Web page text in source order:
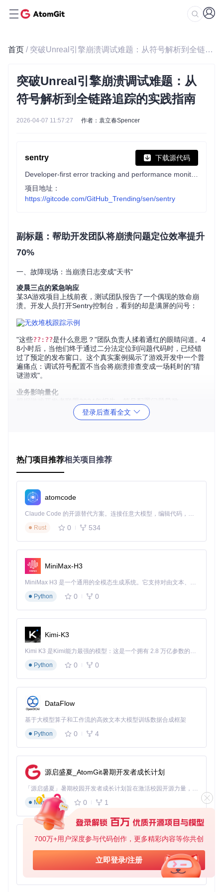
700万+用户深度参与代码创作，更多精彩内容等你共创
立即登录/注册
首页 / 突破Unreal引擎崩溃调试难题：从符号解析到全链路追踪的实践指南
突破Unreal引擎崩溃调试难题：从
符号解析到全链路追踪的实践指南
2026-04-07 11:57:27 作者：袁立春Spencer
sentry 下载源代码
项目地址：
https://gitcode.com/GitHub_Trending/sen/sentry
副标题：帮助开发团队将崩溃问题定位效率提升
70%
一、故障现场：当崩溃日志变成"天书"
凌晨三点的紧急响应
某3A游戏项目上线前夜，测试团队报告了一个偶现的致命崩
溃。开发人员打开Sentry控制台，看到的却是满屏的问号：
"这些??:??是什么意思？"团队负责人揉着通红的眼睛问道。4
8小时后，当他们终于通过二分法定位到问题代码时，已经错
过了预定的发布窗口。这个真实案例揭示了游戏开发中一个普
遍痛点：调试符号配置不当会将崩溃排查变成一场耗时的"猜
谜游戏"。
业务影响量化
平均崩溃解决时间延长400%
2.1 符号文件：二进制世界的"身份证"
想象你收到一封没有寄件人地址的信件（对应崩溃堆栈中的内
存地址），而符号文件就像是一本通讯录，能将这些神秘地址
翻译成你认识的名字（函数名）和家庭住址（源码路径）。在
Unreal引擎中，这个"通讯录"通常以
核心信息：
模块标识 ：如 MODULE windows x86_64 52B2C24810D54
源码映射：文件路径与行号的对应关系，让计算机知道哪段
二进制对应哪行源代码
2.2 Sentry的符号解析流水线
Sentry处理符号文件的过程类似机场安检系统：
收集阶段：通过SDK捕获崩溃时的内存地址（登机牌检
查）
匹配阶段：在符号服务器中查找对应CODE_ID的符号文件
（身份验证）
解析阶段
：将内存地址转换为可读的函数名和行号（安检
扫描）
牌"的??:??错误。
三、解决方案：构建符号管理的双轨体系
这种方案适合百人以上的大型团队，核心组件包括：
符号生成器
：集成在CI/CD流水线中，每次构建自动生成符
私有符号服务器
：中心化存储不同平台、版本的符号文件
访问控制层 ：基于项目和版本的权限管理
CDN加速：全球分布式部署提升符号下载速度
实施步骤：
Build.cs中配置高级符号生成选项：
// 生成包含完整调试信息的符号
登录后查看全文
热门项目推荐相关项目推荐
atomcode
Claude Code 的开源替代方案。连接任意大模型，编辑代码，运行命令，自动验证 — 全自动执行。用 Rust 构建，极致性能。 ｜ An open-source alternative to Claude Code. Connect any LLM, edit code, run commands, and verify changes — autonomously. Built in Rust for speed. Get Started
Rust
0 534
MiniMax-H3
MiniMax H3 是一个通用的全模态生成系统。它支持对由文本、图像、视频和音频组成的多模态上下文进行统一理解，并能生成分辨率高达 2K、时长可达 15 秒的带原生立体声音频的视频。得益于面向任务泛化的系统设计，H3 在预训练阶段就已具备广泛的多模态上下文理解与生成能力，能够出色地执行复杂的多模态指令。
Python
0 0
Kimi-K3
Kimi K3 是Kimi能力最强的模型：这是一个拥有 2.8 万亿参数的混合专家（MoE）模型，具备原生视觉理解能力，并支持 100 万 token 的上下文窗口。
Python
0 0
DataFlow
基于大模型算子和工作流的高效文本大模型训练数据合成框架
Python
0 4
源启盛夏_AtomGit暑期开发者成长计划
「源启盛夏」暑期校园开发者成长计划旨在激活校园开源力量，通过积分激励、认证扶持、资源倾斜等形式，引导高校组织和开发者完成「入驻 — 建项目 — 做贡献 — 获认证 — 得资源」的完整闭环。无论你是想带领社团入驻平台的组织者，还是希望用代码贡献证明自己的开发者，都能在这里找到属于你的成长路径。
Markdown
0 1
py-xiaozhi
基于Python的Xiaozhi AI，适用于想要完整Xiaozhi体验而无需拥有专用硬件的用户。
Python
0 1